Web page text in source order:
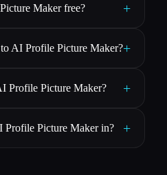
Maker free? +
AI Profile Picture Maker?+
Profile Picture Maker? +
Profile Picture Maker in? +